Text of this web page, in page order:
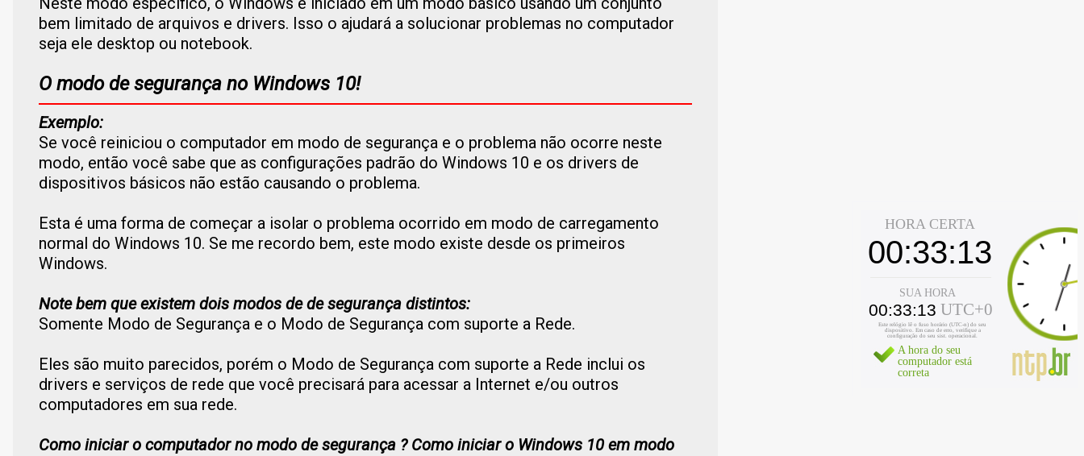
bem limitado de arquivos e drivers. Isso o ajudará a solucionar problemas no computador
seja ele desktop ou notebook.
O modo de segurança no Windows 10!
Exemplo:
Se você reiniciou o computador em modo de segurança e o problema não ocorre neste
modo, então você sabe que as configurações padrão do Windows 10 e os drivers de
dispositivos básicos não estão causando o problema.
Esta é uma forma de começar a isolar o problema ocorrido em modo de carregamento
normal do Windows 10. Se me recordo bem, este modo existe desde os primeiros
Windows.
Note bem que existem dois modos de de segurança distintos:
Somente Modo de Segurança e o Modo de Segurança com suporte a Rede.
Eles são muito parecidos, porém o Modo de Segurança com suporte a Rede inclui os
drivers e serviços de rede que você precisará para acessar a Internet e/ou outros
computadores em sua rede.
Como iniciar o computador no modo de segurança ? Como iniciar o Windows 10 em modo